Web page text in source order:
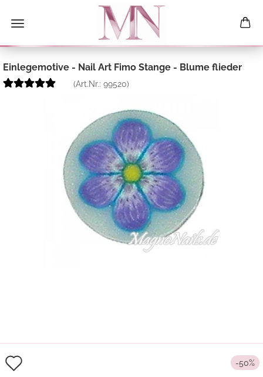
Einlegemotive - Nail Art Fimo Stange - Blume flieder
(Art.Nr.: 99520)
-50%